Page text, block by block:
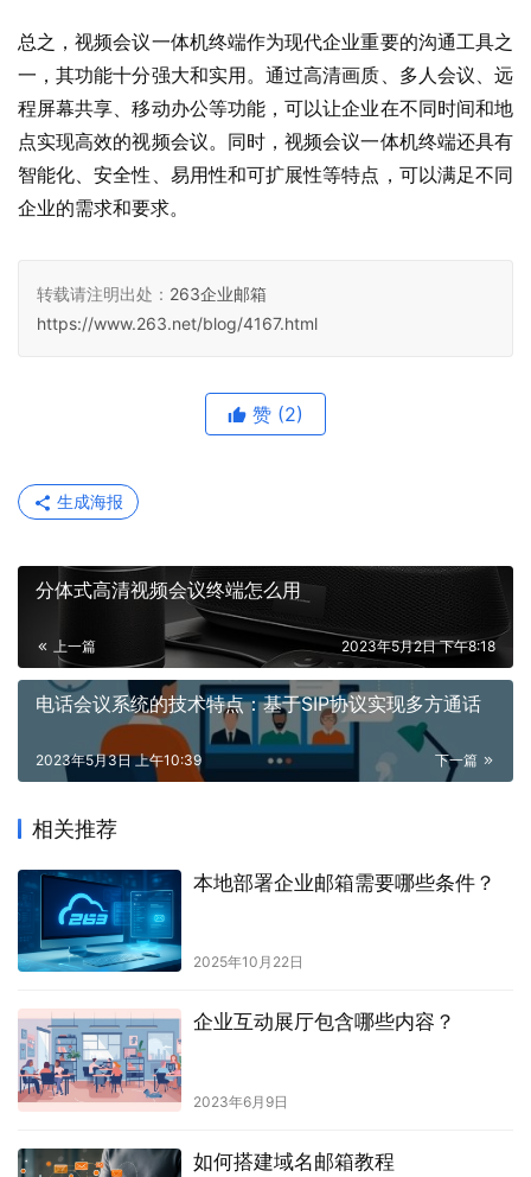
总之，视频会议一体机终端作为现代企业重要的沟通工具之
一，其功能十分强大和实用。通过高清画质、多人会议、远
程屏幕共享、移动办公等功能，可以让企业在不同时间和地
点实现高效的视频会议。同时，视频会议一体机终端还具有
智能化、安全性、易用性和可扩展性等特点，可以满足不同
企业的需求和要求。
转载请注明出处： 263企业邮箱
https://www.263.net/blog/4167.html
赞 (2)
生成海报
分体式高清视频会议终端怎么用
上一篇 2023年5月2日 下午8:18
电话会议系统的技术特点：基于SIP协议实现多方通话
下一篇
2023年5月3日 上午10:39
相关推荐
本地部署企业邮箱需要哪些条件？
2025年10月22日
企业互动展厅包含哪些内容？
2023年6月9日
如何搭建域名邮箱教程